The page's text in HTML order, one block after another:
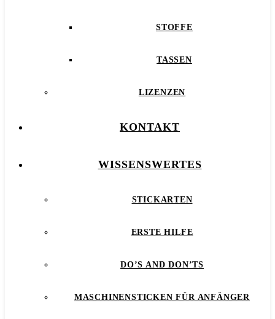
STOFFE
TASSEN
LIZENZEN
KONTAKT
WISSENSWERTES
STICKARTEN
ERSTE HILFE
DO’S AND DON’TS
MASCHINENSTICKEN FÜR ANFÄNGER